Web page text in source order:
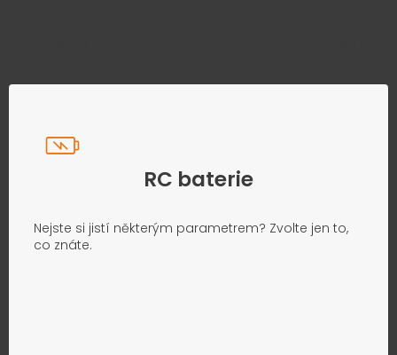
RC baterie
Nejste si jistí některým parametrem? Zvolte jen to,
co znáte.